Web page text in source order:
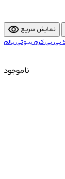
visibility نمایش سریع
ناموجود